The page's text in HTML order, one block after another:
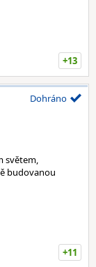
+13
Dohráno
světem,
budovanou
+11